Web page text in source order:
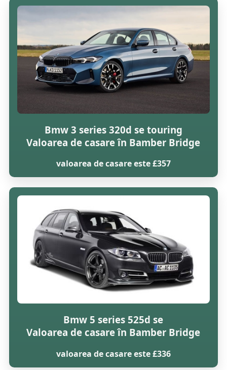
Bmw 3 series 320d se touring
Valoarea de casare în Bamber Bridge
valoarea de casare este £357
Bmw 5 series 525d se
Valoarea de casare în Bamber Bridge
valoarea de casare este £336